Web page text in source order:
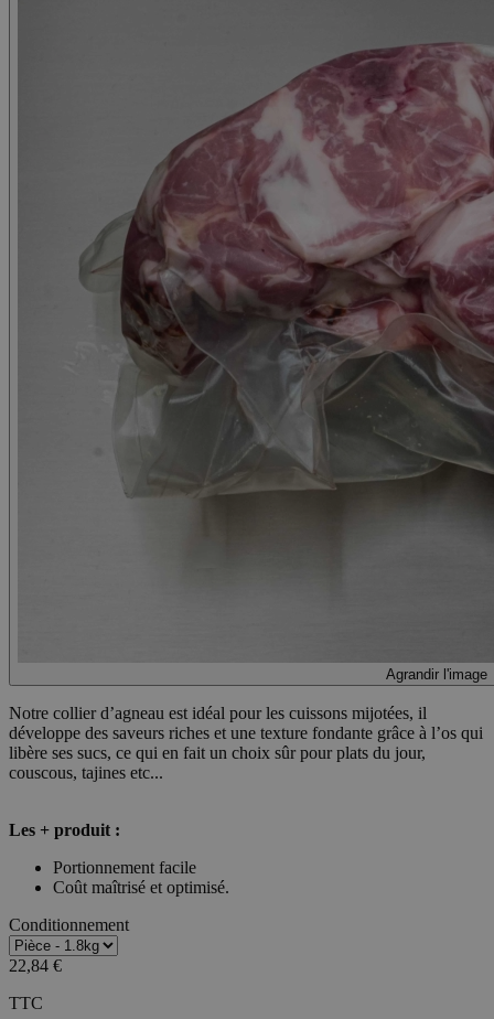
Agrandir l'image
Notre collier d’agneau est idéal pour les cuissons mijotées, il
développe des saveurs riches et une texture fondante grâce à l’os qui
libère ses sucs, ce qui en fait un choix sûr pour plats du jour,
couscous, tajines etc...
Les + produit :
Portionnement facile
Coût maîtrisé et optimisé.
Conditionnement
22,84 €
TTC